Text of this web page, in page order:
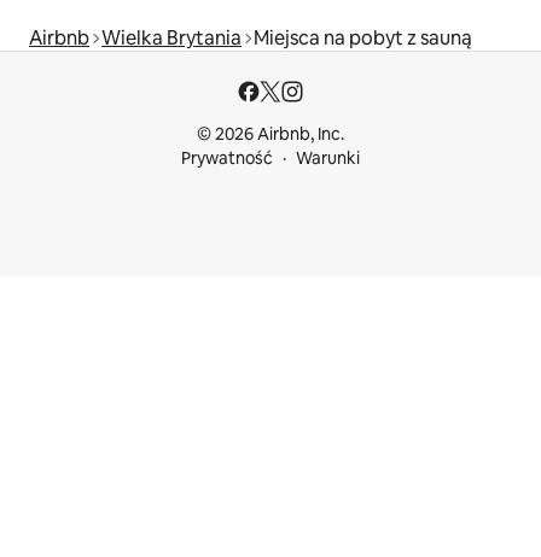
Airbnb Wielka Brytania Miejsca na pobyt z sauną
© 2026 Airbnb, Inc.
Prywatność
Warunki